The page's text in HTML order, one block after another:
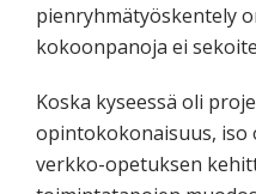
pienryhmätyöskentely
kokoonpanoja ei
Koska kyseessä oli
opintokokonaisuus, iso
verkko-opetuksen